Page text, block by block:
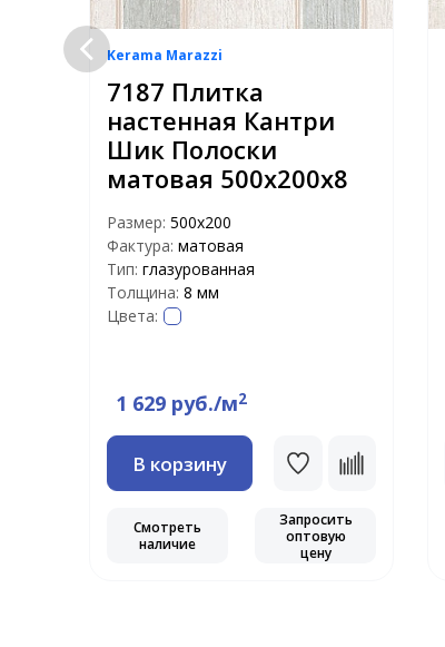
Kerama Marazzi
7187 Плитка
настенная Кантри
Шик Полоски
матовая 500х200х8
Размер: 500х200
Фактура: матовая
Тип: глазурованная
Толщина: 8 мм
Цвета:
1 629 руб./м2
В корзину
Смотреть
наличие
Запросить
оптовую
цену